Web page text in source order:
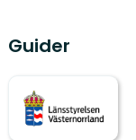
Guider